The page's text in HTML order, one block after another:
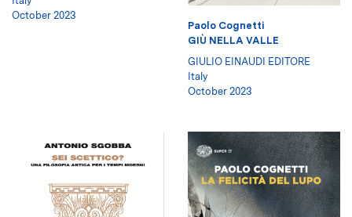
October 2023
Paolo Cognetti
GIÙ NELLA VALLE
GIULIO EINAUDI EDITORE
Italy
October 2023